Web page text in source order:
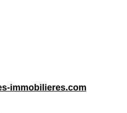
immobilieres.com